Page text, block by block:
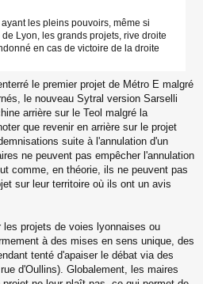
les pleins pouvoirs, même si
Lyon, les grands projets, rive droite
en cas de victoire de la droite
le premier projet de Métro E malgré
le nouveau Sytral version Sarselli
arrière sur le Teol malgré la
que revenir en arrière sur le projet
suite à l'annulation d'un
ne peuvent pas empêcher l'annulation
comme, en théorie, ils ne peuvent pas
sur leur territoire où ils ont un avis
projets de voies lyonnaises ou
à des mises en sens unique, des
tenté d'apaiser le débat via des
d'Oullins). Globalement, les maires